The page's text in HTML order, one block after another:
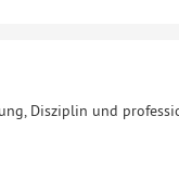
Disziplin und